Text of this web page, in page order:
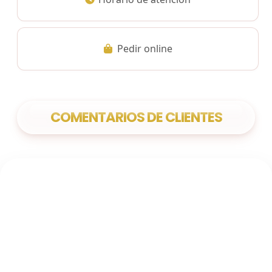
Pedir online
COMENTARIOS DE CLIENTES